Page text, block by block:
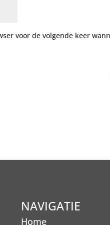
voor de volgende keer
NAVIGATIE
Home